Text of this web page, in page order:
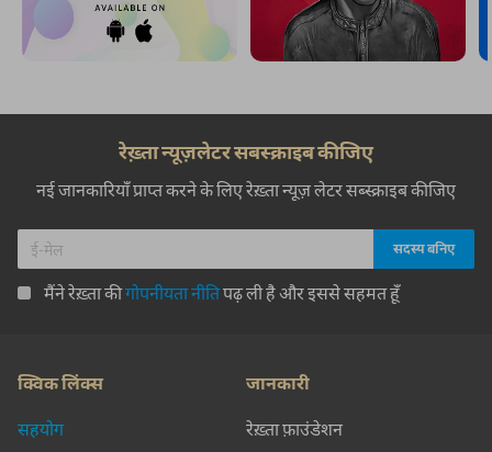
रेख़्ता न्यूज़लेटर सबस्क्राइब कीजिए
नई जानकारियाँ प्राप्त करने के लिए रेख़्ता न्यूज़ लेटर सब्स्क्राइब कीजिए
मैंने रेख़्ता कीगोपनीयता नीतिपढ़ ली है और इससे सहमत हूँ
क्विक लिंक्स
सहयोग
जानकारी
रेख़्ता फ़ाउंडेशन